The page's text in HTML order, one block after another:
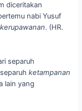
diceritakan
nabi Yusuf
kerupawanan. (HR.
separuh
ketampanan
lain yang